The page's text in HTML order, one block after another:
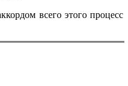
всего этого процесс